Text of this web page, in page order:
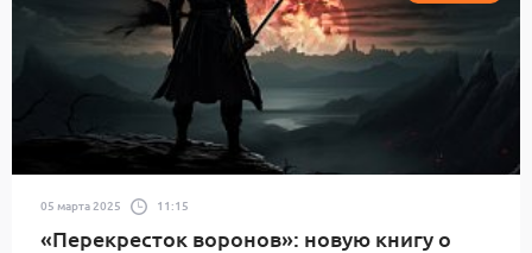
05 марта 2025 11:15
«Перекресток воронов»: новую книгу о